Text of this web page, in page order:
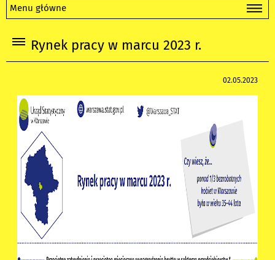
Menu główne
Rynek pracy w marcu 2023 r.
02.05.2023